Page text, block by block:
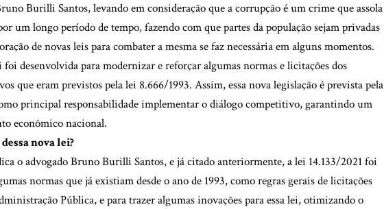
Burilli Santos, levando em consideração que a corrupção é um crime que assola
um longo período de tempo, fazendo com que partes da população sejam privadas
de novas leis para combater a mesma se faz necessária em alguns momentos.
desenvolvida para modernizar e reforçar algumas normas e licitações dos
que eram previstos pela lei 8.666/1993. Assim, essa nova legislação é prevista pela
principal responsabilidade implementar o diálogo competitivo, garantindo um
econômico nacional.
nova lei?
o advogado Bruno Burilli Santos, e já citado anteriormente, a lei 14.133/2021 foi
normas que já existiam desde o ano de 1993, como regras gerais de licitações
Pública, e para trazer algumas inovações para essa lei, otimizando o